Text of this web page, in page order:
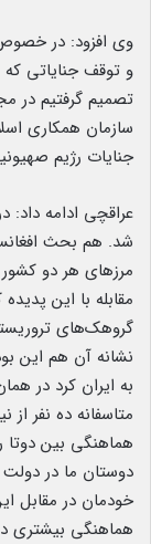
وی افزود: در
و توقف جنایاتی
تصمیم گرفتیم در
سازمان همکاری
جنایات رژیم
عراقچی ادامه
شد. هم بحث
مرزهای هر دو
مقابله با این
گروهک‌های
نشانه آن هم این
به ایران کرد در
متاسفانه ده نفر از
هماهنگی بین
دوستان ما در دولت
خودمان در مقابل
هماهنگی بیشتری